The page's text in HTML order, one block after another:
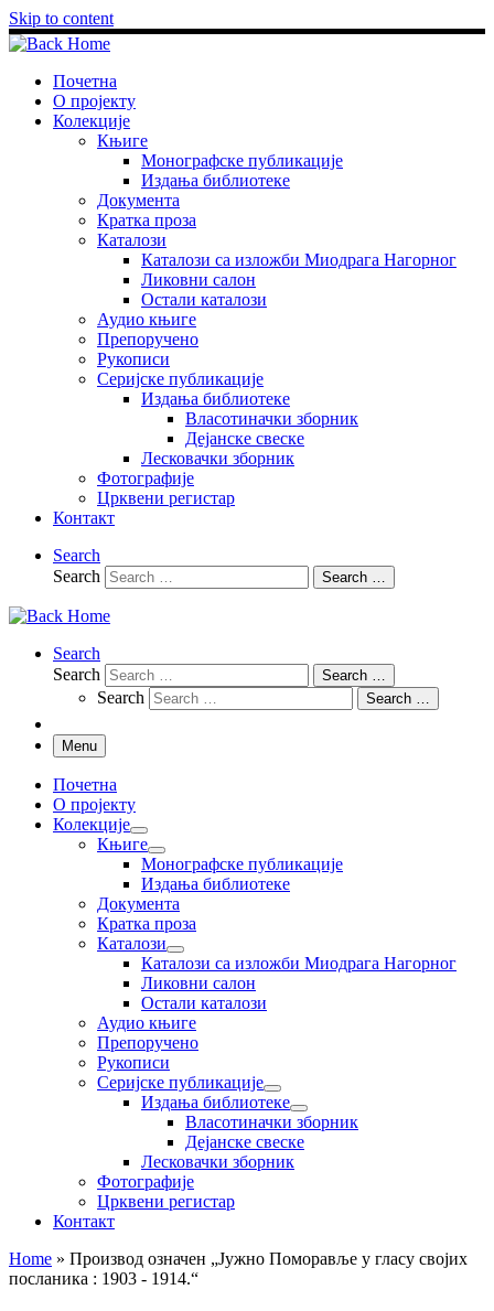
Skip to content
Почетна
О пројекту
Колекције
Књиге
Монографске публикације
Издања библиотеке
Документа
Кратка проза
Каталози
Каталози са изложби Миодрага Нагорног
Ликовни салон
Остали каталози
Аудио књиге
Препоручено
Рукописи
Серијске публикације
Издања библиотеке
Власотиначки зборник
Дејанске свеске
Лесковачки зборник
Фотографије
Црквени регистар
Контакт
Search
Search
Search …
Search
Search
Search …
Search Search …
Menu
Почетна
О пројекту
Колекције
Књиге
Монографске публикације
Издања библиотеке
Документа
Кратка проза
Каталози
Каталози са изложби Миодрага Нагорног
Ликовни салон
Остали каталози
Аудио књиге
Препоручено
Рукописи
Серијске публикације
Издања библиотеке
Власотиначки зборник
Дејанске свеске
Лесковачки зборник
Фотографије
Црквени регистар
Контакт
Home » Производ oзначен „Јужно Поморавље у гласу својих
посланика : 1903 - 1914.“